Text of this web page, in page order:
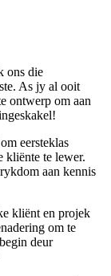
ons ​​die
As jy al ooit
ontwerp om aan
eersteklas
kliënte te lewer.
aan kennis
kliënt en projek
om te
deur